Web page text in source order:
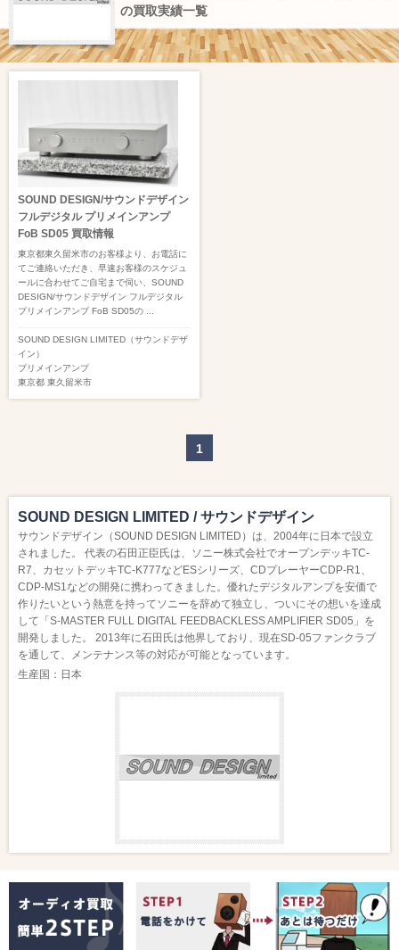
の買取実績一覧
SOUND DESIGN/サウンドデザイン
フルデジタル プリメインアンプ
FoB SD05 買取情報
東京都東久留米市のお客様より、お電話に
てご連絡いただき、早速お客様のスケジュ
ールに合わせてご自宅まで伺い、SOUND
DESIGN/サウンドデザイン フルデジタル
プリメインアンプ FoB SD05の ...
SOUND DESIGN LIMITED（サウンドデザ
イン）
プリメインアンプ
東京都 東久留米市
1
SOUND DESIGN LIMITED / サウンドデザイン
サウンドデザイン（SOUND DESIGN LIMITED）は、2004年に日本で設立
されました。 代表の石田正臣氏は、ソニー株式会社でオープンデッキTC-
R7、カセットデッキTC-K777などESシリーズ、CDプレーヤーCDP-R1、
CDP-MS1などの開発に携わってきました。優れたデジタルアンプを安価で
作りたいという熱意を持ってソニーを辞めて独立し、ついにその想いを達成
して「S-MASTER FULL DIGITAL FEEDBACKLESS AMPLIFIER SD05」を
開発しました。 2013年に石田氏は他界しており、現在SD-05ファンクラブ
を通して、メンテナンス等の対応が可能となっています。
生産国：日本